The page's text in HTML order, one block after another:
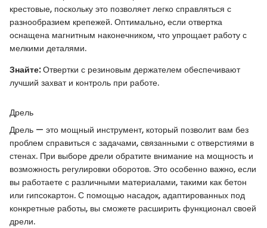
крестовые, поскольку это позволяет легко справляться с
разнообразием крепежей. Оптимально, если отвертка
оснащена магнитным наконечником, что упрощает работу с
мелкими деталями.
Знайте:Отвертки с резиновым держателем обеспечивают
лучший захват и контроль при работе.
Дрель
Дрель — это мощный инструмент, который позволит вам без
проблем справиться с задачами, связанными с отверстиями в
стенах. При выборе дрели обратите внимание на мощность и
возможность регулировки оборотов. Это особенно важно, если
вы работаете с различными материалами, такими как бетон
или гипсокартон. С помощью насадок, адаптированных под
конкретные работы, вы сможете расширить функционал своей
дрели.